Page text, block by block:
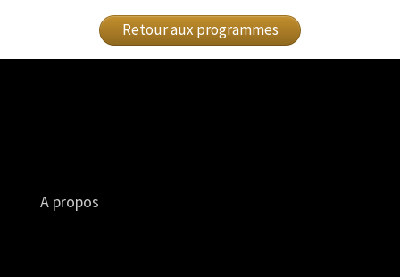
Retour aux programmes
A propos